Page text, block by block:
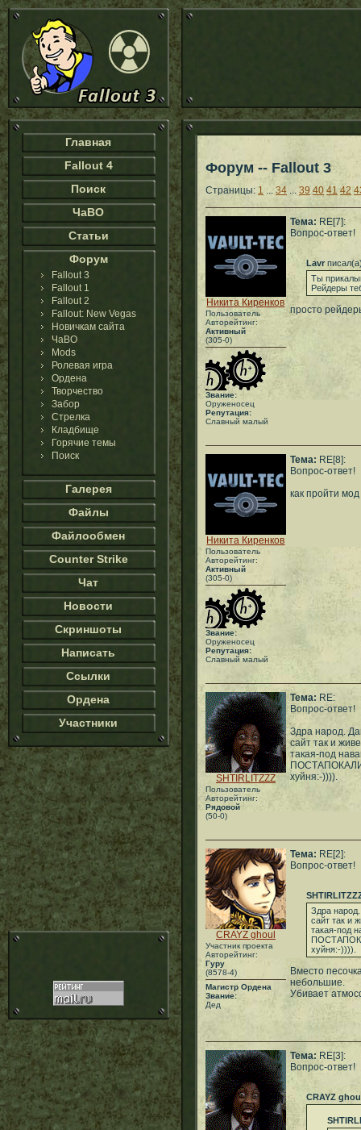
Главная
Fallout 4
Поиск
ЧаВО
Статьи
Форум
Fallout 3
Fallout 1
Fallout 2
Fallout: New Vegas
Новичкам сайта
ЧаВО
Mods
Ролевая игра
Ордена
Творчество
Забор
Стрелка
Кладбище
Горячие темы
Поиск
Галерея
Файлы
Файлообмен
Counter Strike
Чат
Новости
Скриншоты
Написать
Ссылки
Ордена
Участники
Форум -- Fallout 3
Страницы: 1 ... 34 ... 39 40 41 42
Никита Киренков
Пользователь
Авторейтинг:
Активный
(305-0)
Звание:
Оруженосец
Репутация:
Славный малый
Тема: RE[7]:
Вопрос-ответ!
Lavr
Ты
Рейдеры
просто
Никита Киренков
Пользователь
Авторейтинг:
Активный
(305-0)
Звание:
Оруженосец
Репутация:
Славный малый
Тема: RE[8]:
Вопрос-ответ!
как пройти
SHTIRLITZZZ
Пользователь
Авторейтинг:
Рядовой
(50-0)
Тема: RE:
Вопрос-ответ!
Здра народ.
сайт так и
такая-под
хуйня:-)))).
CRAYZ ghoul
Участник проекта
Авторейтинг:
Гуру
(8578-4)
Магистр Ордена
Звание:
Дед
Тема: RE[2]:
Вопрос-ответ!
Здра
сайт так и
такая-под
хуйня:-)))).
Вместо
небольшие.
Убивает
Тема: RE[3]:
Вопрос-ответ!
CRAYZ